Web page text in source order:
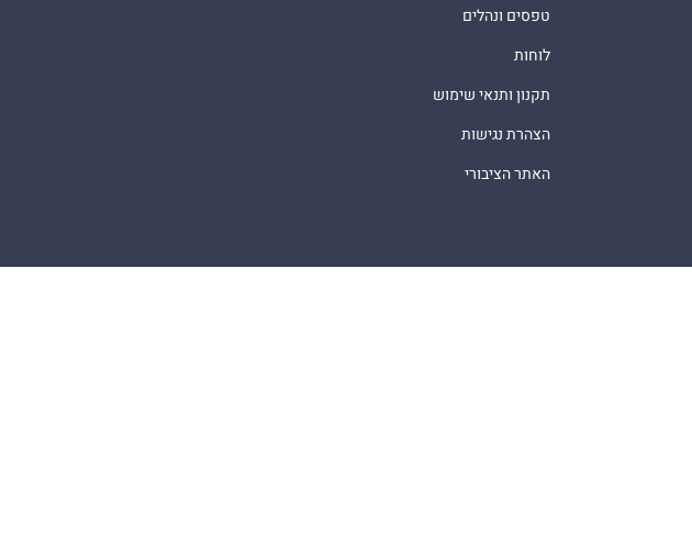
טפסים ונהלים
לוחות
תקנון ותנאי שימוש
הצהרת נגישות
האתר הציבורי